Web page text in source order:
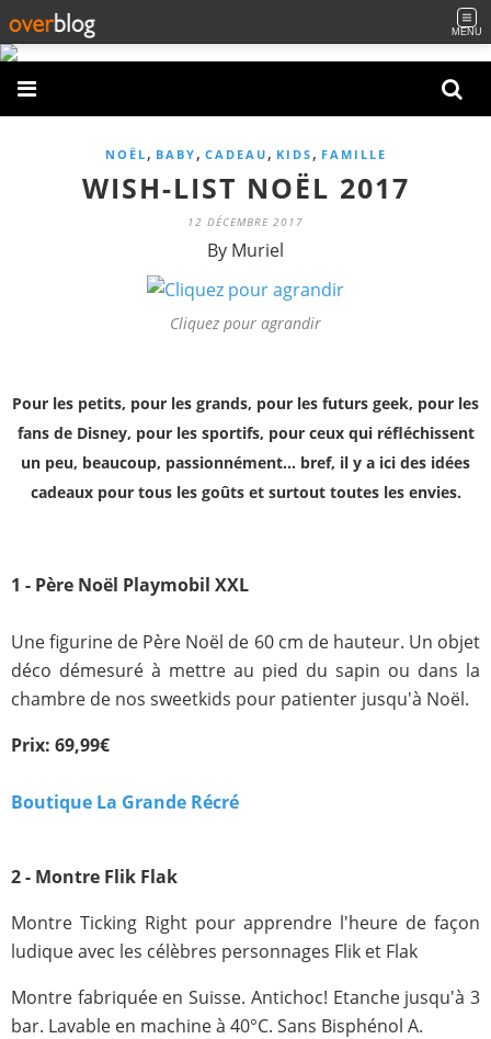
MENU
NOËL , BABY , CADEAU , KIDS , FAMILLE
WISH-LIST NOËL 2017
12 DÉCEMBRE 2017
By Muriel
Cliquez pour agrandir
Pour les petits, pour les grands, pour les futurs geek, pour les
fans de Disney, pour les sportifs, pour ceux qui réfléchissent
un peu, beaucoup, passionnément... bref, il y a ici des idées
cadeaux pour tous les goûts et surtout toutes les envies.
1 - Père Noël Playmobil XXL
Une figurine de Père Noël de 60 cm de hauteur. Un objet
déco démesuré à mettre au pied du sapin ou dans la
chambre de nos sweetkids pour patienter jusqu'à Noël.
Prix: 69,99€
Boutique La Grande Récré
2 - Montre Flik Flak
Montre Ticking Right pour apprendre l'heure de façon
ludique avec les célèbres personnages Flik et Flak
Montre fabriquée en Suisse. Antichoc! Etanche jusqu'à 3
bar. Lavable en machine à 40°C. Sans Bisphénol A.